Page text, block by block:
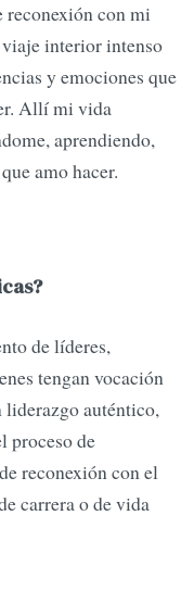
con mi
interior intenso
y emociones que
Allí mi vida
aprendiendo,
amo hacer.
de líderes,
tengan vocación
liderazgo auténtico,
proceso de
reconexión con el
carrera o de vida